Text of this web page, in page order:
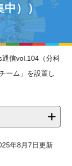
中））
通信vol.104（分科
ーム」を設置し
年8月7日更新